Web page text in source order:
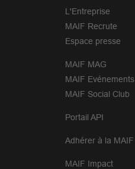
L'Entreprise
MAIF Recrute
Espace presse
MAIF MAG
MAIF Evénements
MAIF Social Club
Portail API
Adhérer à la MAIF
MAIF Impact